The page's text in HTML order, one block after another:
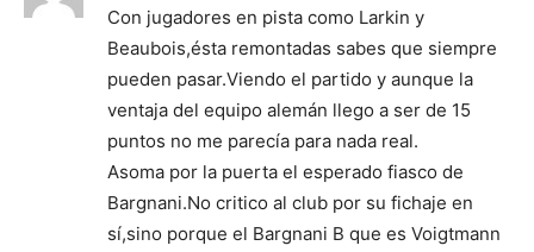
Con jugadores en pista como Larkin y
Beaubois,ésta remontadas sabes que siempre
pueden pasar.Viendo el partido y aunque la
ventaja del equipo alemán llego a ser de 15
puntos no me parecía para nada real.
Asoma por la puerta el esperado fiasco de
Bargnani.No critico al club por su fichaje en
sí,sino porque el Bargnani B que es Voigtmann